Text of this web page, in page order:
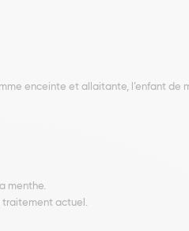
enceinte et allaitante, l’enfant de
menthe.
traitement actuel.